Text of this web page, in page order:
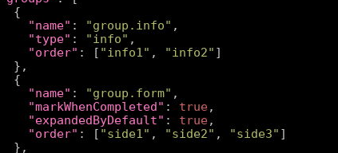
"name" : "group.info"
"type" : "info"
"order" : [ "info1" , "info2"
"name" : "group.form"
"markWhenCompleted" : true
"expandedByDefault" : true
"order" : [ "side1" , "side2" , "side3"